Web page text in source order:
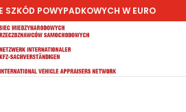
SZKÓD POWYPADKOWYCH W EURO